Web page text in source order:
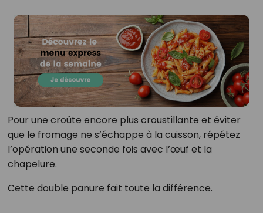
Pour une croûte encore plus croustillante et éviter
que le fromage ne s’échappe à la cuisson, répétez
l’opération une seconde fois avec l’œuf et la
chapelure.
Cette double panure fait toute la différence.